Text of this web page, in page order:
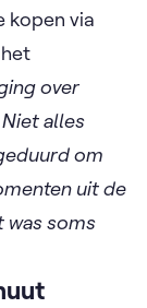
kopen via
over
alles
om
uit de
was soms